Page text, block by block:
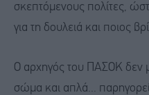
σκεπτόμενους πολίτες,
για τη δουλειά και ποιος
Ο αρχηγός του ΠΑΣΟΚ δεν
σώμα και απλά...